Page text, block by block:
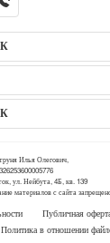
Илья Олегович,
ул. Нейбута, 4Б, кв. 139
материалов с сайта
Публичная
Политика в отношении